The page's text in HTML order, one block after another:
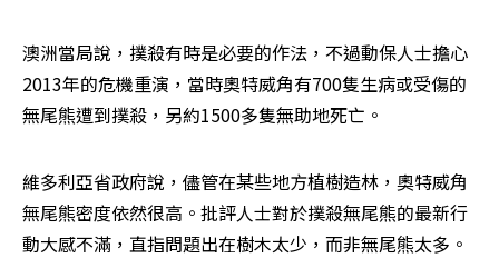
澳洲當局說，撲殺有時是必要的作法，不過動保人士擔心
2013年的危機重演，當時奧特威角有700隻生病或受傷的
無尾熊遭到撲殺，另約1500多隻無助地死亡。
維多利亞省政府說，儘管在某些地方植樹造林，奧特威角
無尾熊密度依然很高。批評人士對於撲殺無尾熊的最新行
動大感不滿，直指問題出在樹木太少，而非無尾熊太多。